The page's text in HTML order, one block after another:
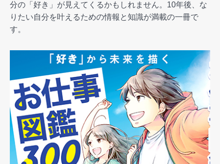
分の「好き」が見えてくるかもしれません。10年後、な
りたい自分を叶えるための情報と知識が満載の一冊で
す。